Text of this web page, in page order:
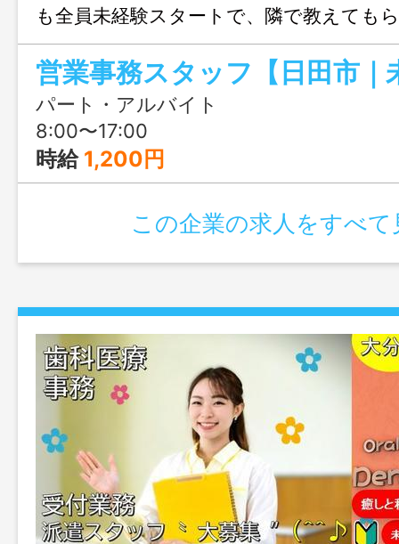
も全員未経験スタートで、隣で教えても
ずつ覚えていきます。残業なし・土日休
環境です。
パート・アルバイト
8:00〜17:00
時給 1,200円
この企業の求人をすべて